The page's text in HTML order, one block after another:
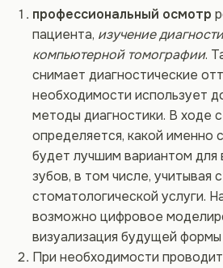
профессиональный осмотр
пациента, изучение
компьютерной томографии.
снимает диагностические
необходимости использует
методы диагностики. В ходе
определяется, какой именно
будет лучшим вариантом для
зубов, в том числе, учитывая
стоматологической услуги.
возможно цифровое
визуализация будущей формы
При необходимости